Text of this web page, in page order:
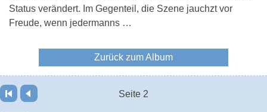
Status verändert. Im Gegenteil, die Szene jauchzt vor
Freude, wenn jedermanns …
Zurück zum Album
Seite 2